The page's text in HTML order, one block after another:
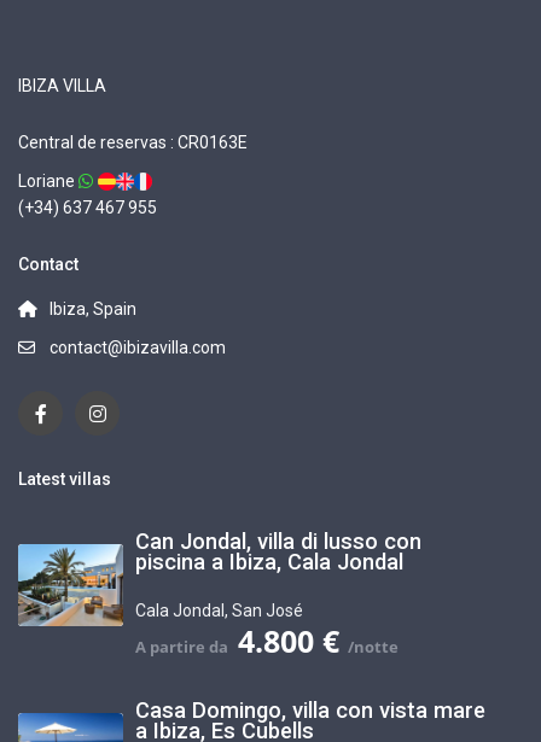
IBIZA VILLA
Central de reservas : CR0163E
Loriane
(+34) 637 467 955
Contact
Ibiza, Spain
contact@ibizavilla.com
Latest villas
Can Jondal, villa di lusso con
piscina a Ibiza, Cala Jondal
Cala Jondal,San José
4.800 €
Casa Domingo, villa con vista mare
a Ibiza, Es Cubells